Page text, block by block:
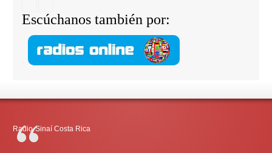
Escúchanos también por:
Radio-Sinaí Costa Rica